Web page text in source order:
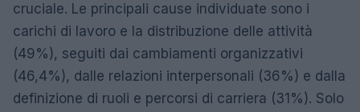
cruciale. Le principali cause individuate sono i
carichi di lavoro e la distribuzione delle attività
(49%), seguiti dai cambiamenti organizzativi
(46,4%), dalle relazioni interpersonali (36%) e dalla
definizione di ruoli e percorsi di carriera (31%). Solo